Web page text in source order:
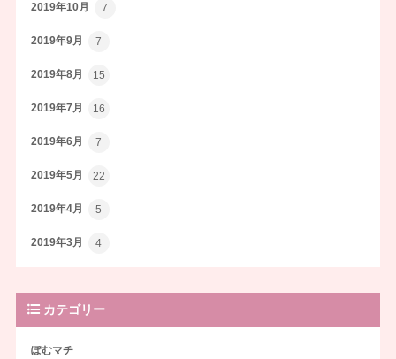
2019年10月 7
2019年9月 7
2019年8月 15
2019年7月 16
2019年6月 7
2019年5月 22
2019年4月 5
2019年3月 4
カテゴリー
ぽむマチ